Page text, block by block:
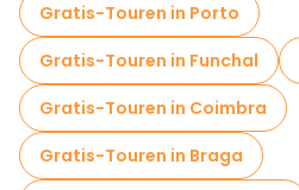
Gratis-Touren in Porto
Gratis-Touren in Funchal
Gratis-Touren in Coimbra
Gratis-Touren in Braga